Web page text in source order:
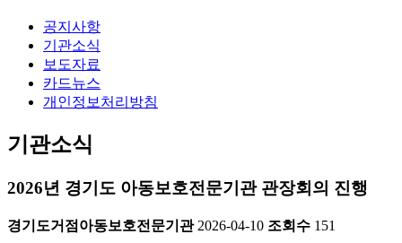
공지사항
기관소식
보도자료
카드뉴스
개인정보처리방침
기관소식
2026년 경기도 아동보호전문기관 관장회의 진행
경기도거점아동보호전문기관 2026-04-10 조회수 151